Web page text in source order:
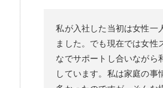
私が入社した当初は女性一
ました。でも現在では女性
なでサポートし合いながら
しています。私は家庭の事